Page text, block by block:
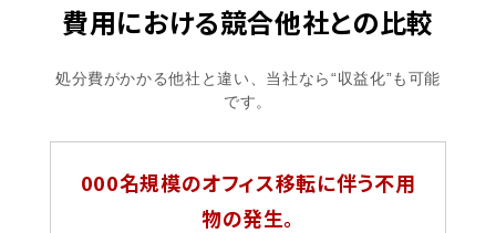
費用における競合他社との比較
処分費がかかる他社と違い、当社なら“収益化”も可能
です。
000名規模のオフィス移転に伴う不用
物の発生。